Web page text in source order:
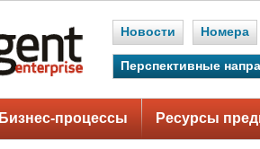
Новости Номера
Перспективные
Бизнес-процессы Ресурсы